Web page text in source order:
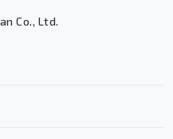
chuyên nghiệp
Co., Ltd.
thì